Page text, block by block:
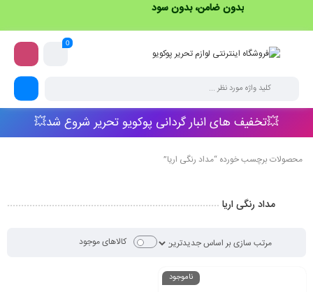
بدون ضامن، بدون سود
0
💥تخفیف های انبار گردانی پوکویو تحریر شروع شد💥
محصولات برچسب خورده “مداد رنگی اریا”
مداد رنگی اریا
کالاهای موجود
ناموجود